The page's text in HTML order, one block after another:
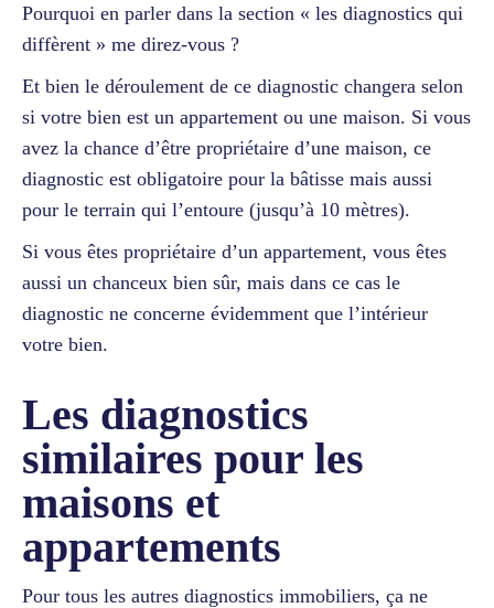
Pourquoi en parler dans la section « les diagnostics qui
diffèrent » me direz-vous ?
Et bien le déroulement de ce diagnostic changera selon
si votre bien est un appartement ou une maison. Si vous
avez la chance d’être propriétaire d’une maison, ce
diagnostic est obligatoire pour la bâtisse mais aussi
pour le terrain qui l’entoure (jusqu’à 10 mètres).
Si vous êtes propriétaire d’un appartement, vous êtes
aussi un chanceux bien sûr, mais dans ce cas le
diagnostic ne concerne évidemment que l’intérieur
votre bien.
Les diagnostics
similaires pour les
maisons et
appartements
Pour tous les autres diagnostics immobiliers, ça ne